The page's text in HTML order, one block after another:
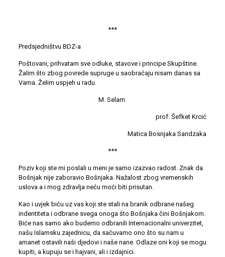
***
Predsjedništvu BDZ-a
Poštovani, prihvatam sve odluke, stavove i principe Skupštine.
Žalim što zbog povrede supruge u saobraćaju nisam danas sa
Vama. Želim uspjeh u radu.
M. Selam.
prof. Šefket Krcić
Matica Bosnjaka Sandzaka
***
Poziv koji ste mi poslali u meni je samo izazvao radost. Znak da
Bošnjak nije zaboravio Bošnjaka. Nažalost zbog vremenskih
uslova a i mog zdravlja neću moći biti prisutan.
Kao i uvjek biću uz vas koji ste stali na branik odbrane našeg
indentiteta i odbrane svega onoga što Bošnjaka čini Bošnjakom.
Biće nas samo ako budemo odbranili Internacionalni univerzitet,
našu Islamsku zajednicu, da sačuvamo ono što su nam u
amanet ostavili naši djedovi i naše nane. Odlaze oni koji se mogu
kupiti, a kupuju se i hajvani, ali i izdajnici.